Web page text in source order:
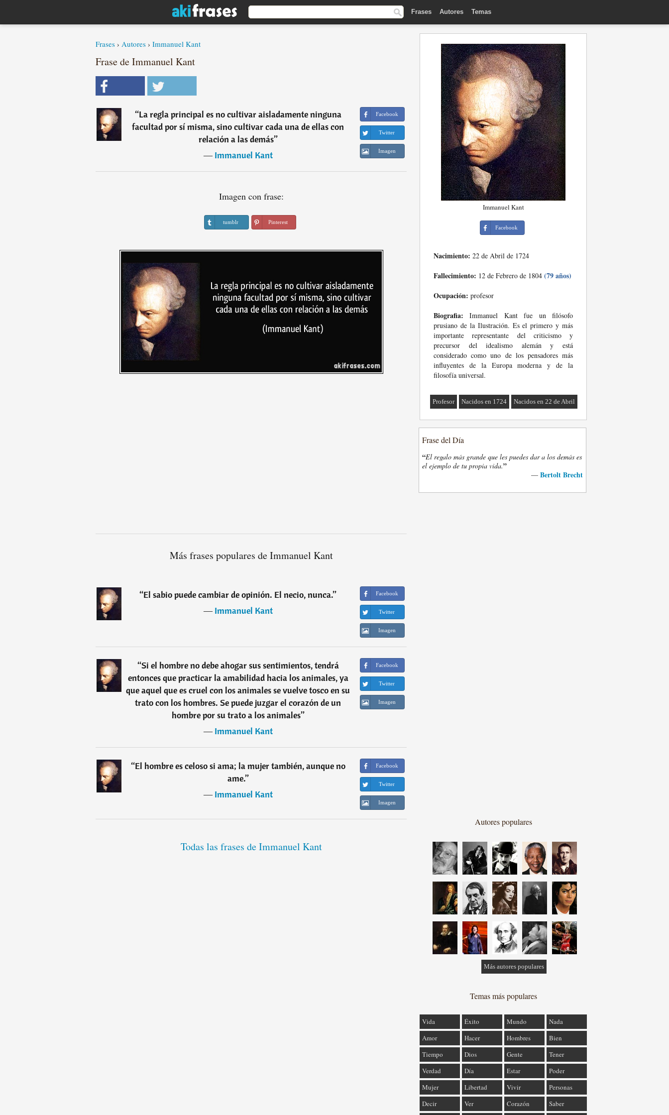
Frases Autores Temas
Frases › Autores › Immanuel Kant
Frase de Immanuel Kant
“La regla principal es no cultivar aisladamente ninguna
facultad por sí misma, sino cultivar cada una de ellas con
relación a las demás”
―Immanuel Kant
Facebook
Twitter
Imagen
Imagen con frase:
tumblr Pinterest
Más frases populares de Immanuel Kant
“El sabio puede cambiar de opinión. El necio, nunca.”
―Immanuel Kant
Facebook
Twitter
Imagen
“Si el hombre no debe ahogar sus sentimientos, tendrá
entonces que practicar la amabilidad hacia los animales, ya
que aquel que es cruel con los animales se vuelve tosco en su
trato con los hombres. Se puede juzgar el corazón de un
hombre por su trato a los animales”
―Immanuel Kant
Facebook
Twitter
Imagen
“El hombre es celoso si ama; la mujer también, aunque no
ame.”
―Immanuel Kant
Facebook
Twitter
Imagen
Todas las frases de Immanuel Kant
Immanuel Kant
Facebook
Nacimiento: 22 de Abril de 1724
Fallecimiento: 12 de Febrero de 1804 (79 años)
Ocupación: profesor
Biografia: Immanuel Kant fue un filósofo
prusiano de la Ilustración. Es el primero y más
importante representante del criticismo y
precursor del idealismo alemán y está
considerado como uno de los pensadores más
influyentes de la Europa moderna y de la
filosofía universal.
Profesor Nacidos en 1724 Nacidos en 22 de Abril
Frase del Día
“El regalo más grande que les puedes dar a los demás es
el ejemplo de tu propia vida.”
— Bertolt Brecht
Autores populares
Más autores populares
Temas más populares
Vida Éxito Mundo
Nada
Amor
Hacer Hombres
Bien
Tiempo
Dios Gente
Tener
Verdad
Día Estar
Poder
Mujer
Libertad Vivir
Personas
Decir
Ver Corazón Saber